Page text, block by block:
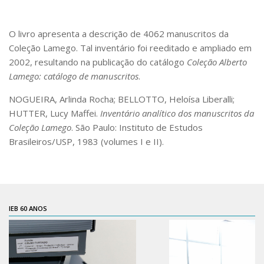
Pesquisador Colaborador
Iniciação Científica
Pré-Iniciação Científica
GIP
Pró-Reitoria de Pesquisa e Inovação
LABIEB
Comissões
CAAF
O livro apresenta a descrição de 4062 manuscritos da
Coleção Lamego. Tal inventário foi reeditado e ampliado em
2002, resultando na publicação do catálogo Coleção Alberto
Lamego: catálogo de manuscritos.
NOGUEIRA, Arlinda Rocha; BELLOTTO, Heloísa Liberalli;
HUTTER, Lucy Maffei. Inventário analítico dos manuscritos da
Coleção Lamego. São Paulo: Instituto de Estudos
Brasileiros/USP, 1983 (volumes I e II).
IEB 60 ANOS